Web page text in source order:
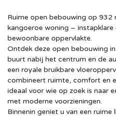
Ruime open bebouwing op 932
kangoeroe woning –
bewoonbare oppervlakte.
Ontdek deze open bebouwing
buurt nabij het centrum en de
een royale bruikbare
combineert ruimte, comfort en
ideaal voor wie op zoek is naar
met moderne voorzieningen.
Binnenin geniet u van een